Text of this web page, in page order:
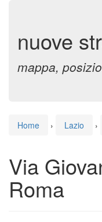
nuove
mappa,
Home › Lazio ›
Via
Roma